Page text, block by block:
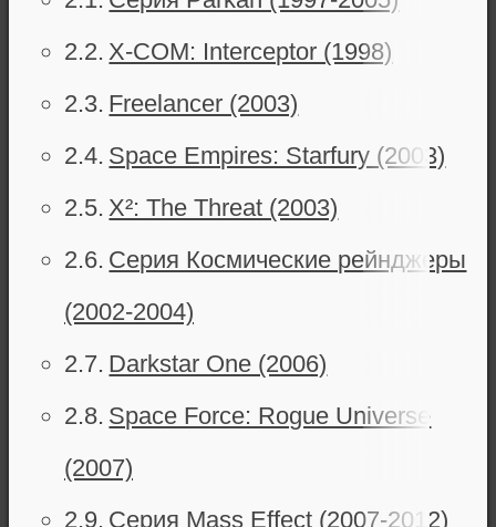
X-COM: Interceptor (1998)
Freelancer (2003)
Space Empires: Starfury (2003)
X²: The Threat (2003)
Серия Космические рейнджеры
(2002-2004)
Darkstar One (2006)
Space Force: Rogue Universe
(2007)
Серия Mass Effect (2007-2012)